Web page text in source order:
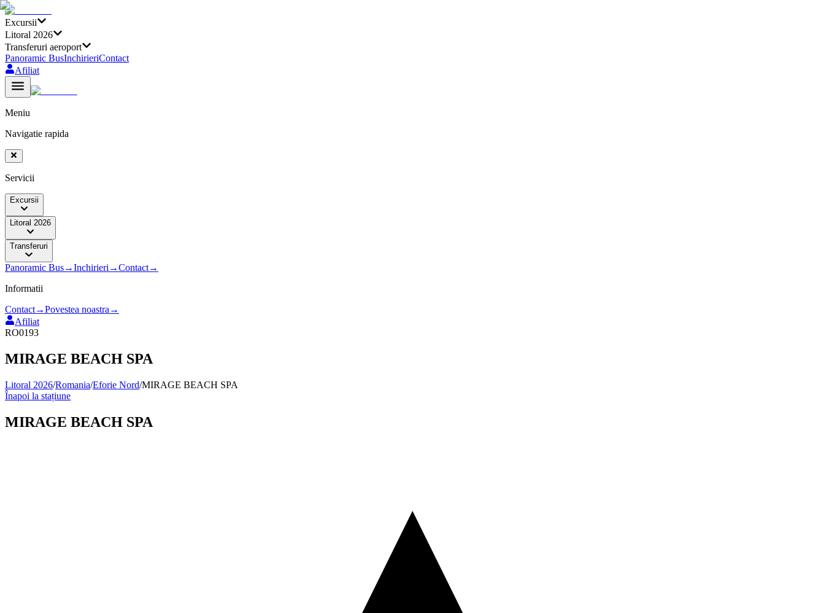
Excursii
Litoral 2026
Transferuri aeroport
Panoramic BusInchirieriContact
Afiliat
Meniu
Navigatie rapida
Servicii
Excursii
Litoral 2026
Transferuri
Panoramic Bus→Inchirieri →Contact→
Informatii
Contact→Povestea noastra →
Afiliat
RO0193
MIRAGE BEACH SPA
Litoral 2026/Romania/Eforie Nord/MIRAGE BEACH SPA
Înapoi la stațiune
MIRAGE BEACH SPA